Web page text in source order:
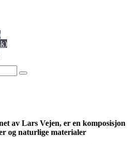
)
av Lars Vejen, er en komposisjon
og naturlige materialer